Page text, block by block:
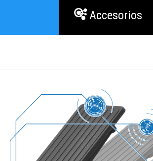
Accesorios